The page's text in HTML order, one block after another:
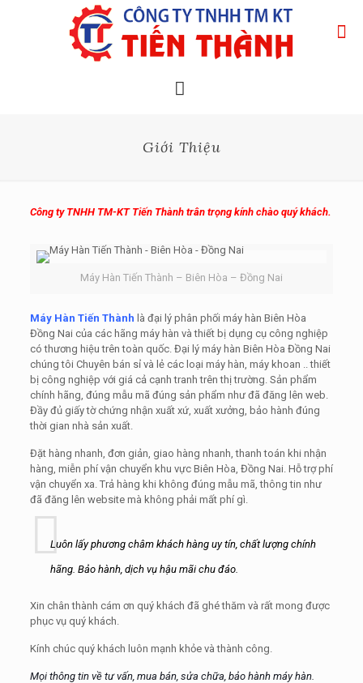
Giới Thiệu
Công ty TNHH TM-KT Tiến Thành trân trọng kính chào quý khách.
Máy Hàn Tiến Thành – Biên Hòa – Đồng Nai
Máy Hàn Tiến Thành là đại lý phân phối máy hàn Biên Hòa
Đồng Nai của các hãng máy hàn và thiết bị dụng cụ công nghiệp
có thương hiệu trên toàn quốc. Đại lý máy hàn Biên Hòa Đồng Nai
chúng tôi Chuyên bán sỉ và lẻ các loại máy hàn, máy khoan .. thiết
bị công nghiệp với giá cả cạnh tranh trên thị trường. Sản phẩm
chính hãng, đúng mẫu mã đúng sản phẩm như đã đăng lên web.
Đầy đủ giấy tờ chứng nhận xuất xứ, xuất xưởng, bảo hành đúng
thời gian nhà sản xuất.
Đặt hàng nhanh, đơn giản, giao hàng nhanh, thanh toán khi nhận
hàng, miễn phí vận chuyển khu vực Biên Hòa, Đồng Nai. Hỗ trợ phí
vận chuyển xa. Trả hàng khi không đúng mẫu mã, thông tin như
đã đăng lên website mà không phải mất phí gì.
Luôn lấy phương châm khách hàng uy tín, chất lượng chính
hãng. Bảo hành, dịch vụ hậu mãi chu đáo.
Xin chân thành cám ơn quý khách đã ghé thăm và rất mong được
phục vụ quý khách.
Kính chúc quý khách luôn mạnh khỏe và thành công.
Mọi thông tin về tư vấn, mua bán, sửa chữa, bảo hành máy hàn.